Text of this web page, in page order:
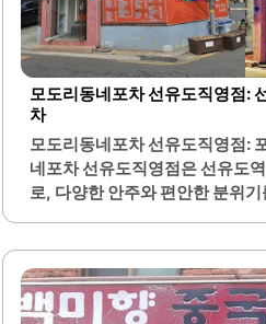
수 있는 환경을 조성하고 있습니
바나나푸딩 등 시즌 메뉴도 인기
모도리동네포차 선유도직영점:
차
모도리동네포차 선유도직영점:
네포차 선유도직영점은 선유도
로, 다양한 안주와 편안한 분위
맛이 뛰어나며, 양도 푸짐하여
안주로 제공되는 닭곰탕은 많은
습니다. 포차의 실내는 아늑하고